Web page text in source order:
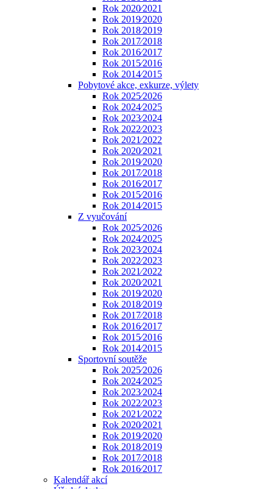
Rok 2020⁄2021
Rok 2019⁄2020
Rok 2018⁄2019
Rok 2017⁄2018
Rok 2016⁄2017
Rok 2015⁄2016
Rok 2014⁄2015
Pobytové akce, exkurze, výlety
Rok 2025⁄2026
Rok 2024⁄2025
Rok 2023⁄2024
Rok 2022⁄2023
Rok 2021⁄2022
Rok 2020⁄2021
Rok 2019⁄2020
Rok 2017⁄2018
Rok 2016⁄2017
Rok 2015⁄2016
Rok 2014⁄2015
Z vyučování
Rok 2025⁄2026
Rok 2024⁄2025
Rok 2023⁄2024
Rok 2022⁄2023
Rok 2021⁄2022
Rok 2020⁄2021
Rok 2019⁄2020
Rok 2018⁄2019
Rok 2017⁄2018
Rok 2016⁄2017
Rok 2015⁄2016
Rok 2014⁄2015
Sportovní soutěže
Rok 2025⁄2026
Rok 2024⁄2025
Rok 2023⁄2024
Rok 2022⁄2023
Rok 2021⁄2022
Rok 2020⁄2021
Rok 2019⁄2020
Rok 2018⁄2019
Rok 2017⁄2018
Rok 2016⁄2017
Kalendář akcí